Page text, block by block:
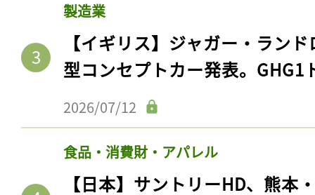
製造業
【イギリス】ジャガー・ラン
型コンセプトカー発表。GHG1
2026/07/12
食品・消費財・アパレル
【日本】サントリーHD、熊本